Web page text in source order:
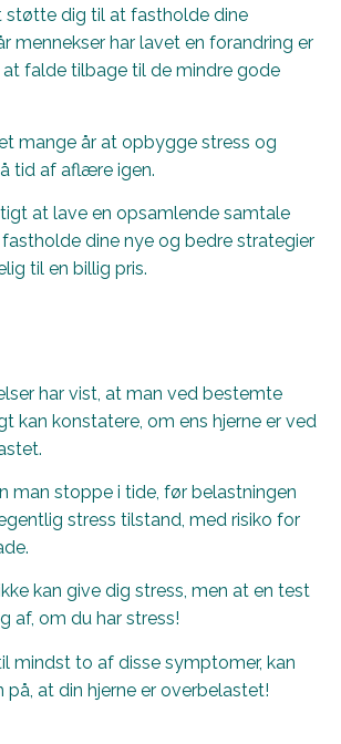
støtte dig til at fastholde dine
mennekser har lavet en forandring er
falde tilbage til de mindre gode
mange år at opbygge stress og
tid af aflære igen.
at lave en opsamlende samtale
dine nye og bedre strategier
til en billig pris.
har vist, at man ved bestemte
kan konstatere, om ens hjerne er ved
man stoppe i tide, før belastningen
stress tilstand, med risiko for
kan give dig stress, men at en test
af, om du har stress!
mindst to af disse symptomer, kan
at din hjerne er overbelastet!